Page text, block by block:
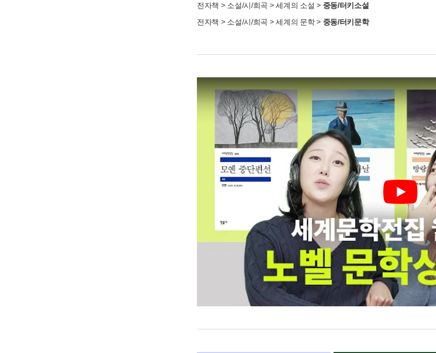
원
원
더보기
파일 형식 : ePub(8.73 MB)
TTS 여부 : 지원
종이책 페이지수 : 404쪽
가능 기기 : 크레마 그랑데, 크레마 사운드, 크레마 카르타, PC, 아이폰, 아
ISBN : 9788937472879